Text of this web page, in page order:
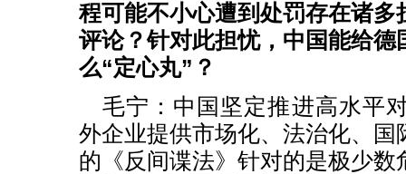
程可能不小心遭到处罚存在诸多
评论？针对此担忧，中国能给德
么“定心丸”？
毛宁：中国坚定推进高水平
外企业提供市场化、法治化、国
的《反间谍法》针对的是极少数